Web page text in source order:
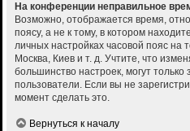
На конференции неправильное
Возможно, отображается время,
поясу, а не к тому, в котором
личных настройках часовой пояс на
Москва, Киев и т. д. Учтите, что
большинство настроек, могут только
пользователи. Если вы не
момент сделать это.
Вернуться к началу